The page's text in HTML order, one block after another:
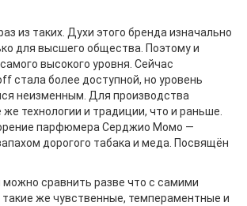
из таких. Духи этого бренда изначально
для высшего общества. Поэтому и
высокого уровня. Сейчас
стала более доступной, но уровень
неизменным. Для производства
технологии и традиции, что и раньше.
парфюмера Серджио Момо —
дорогого табака и меда. Посвящён
можно сравнить разве что с самими
же чувственные, темпераментные и